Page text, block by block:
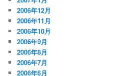
2006年12月
2006年11月
2006年10月
2006年9月
2006年8月
2006年7月
2006年6月